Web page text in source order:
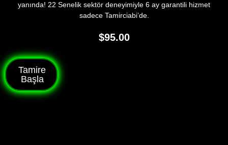
yanında! 22 Senelik sektör deneyimiyle 6 ay garantili hizmet
sadece Tamirciabi’de.
$95.00
Tamire
Başla